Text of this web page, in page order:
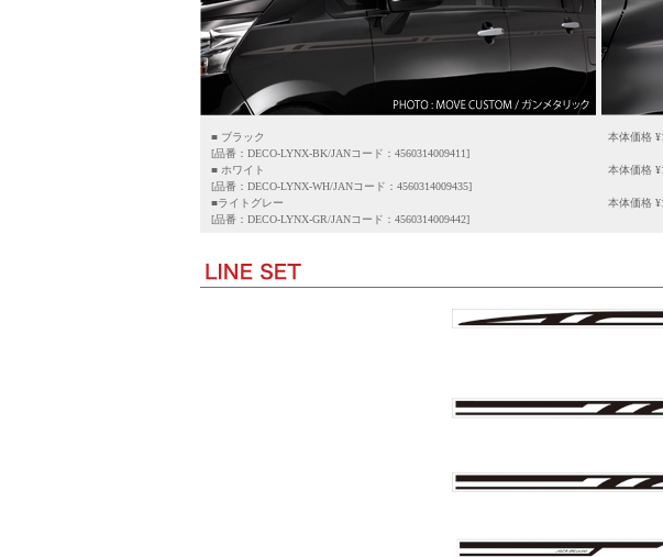
■ ブラック
[品番：DECO-LYNX-BK/JANコード：4560314009411]
本体価格 ¥
■ ホワイト
[品番：DECO-LYNX-WH/JANコード：4560314009435]
本体価格 ¥
■ライトグレー
[品番：DECO-LYNX-GR/JANコード：4560314009442]
本体価格 ¥